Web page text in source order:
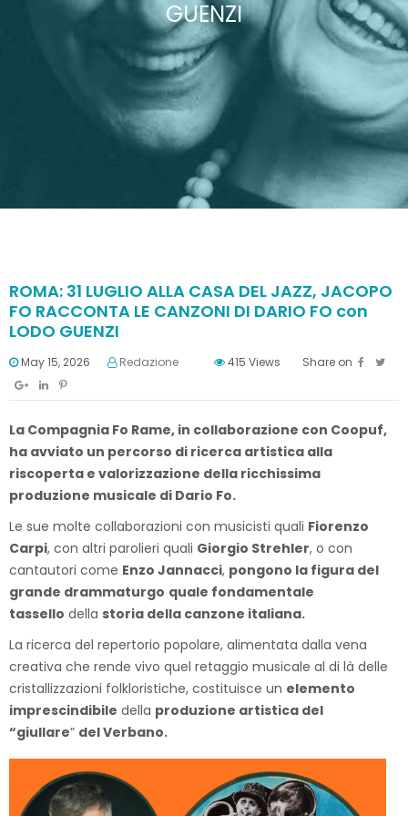
GUENZI
ROMA: 31 LUGLIO ALLA CASA DEL JAZZ, JACOPO
FO RACCONTA LE CANZONI DI DARIO FO con
LODO GUENZI
May 15, 2026 Redazione 415 Views Share on
La Compagnia Fo Rame, in collaborazione con Coopuf,
ha avviato un percorso di ricerca artistica alla
riscoperta e valorizzazione della ricchissima
produzione musicale di Dario Fo.
Le sue molte collaborazioni con musicisti quali Fiorenzo
Carpi, con altri parolieri quali Giorgio Strehler, o con
cantautori come Enzo Jannacci, pongono la figura del
grande drammaturgo quale fondamentale
tassello della storia della canzone italiana.
La ricerca del repertorio popolare, alimentata dalla vena
creativa che rende vivo quel retaggio musicale al di là delle
cristallizzazioni folkloristiche, costituisce un elemento
imprescindibile della produzione artistica del
“giullare” del Verbano.